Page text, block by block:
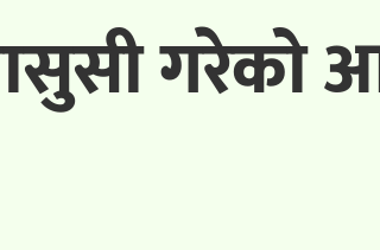
गरेको